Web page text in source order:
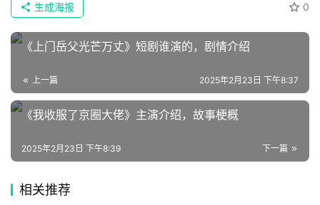
🌱
博
星
选
🎬
短
0
生成海报
《上门岳父光芒万丈》短剧谁演的，剧情介绍
上一篇 2025年2月23日 下午8:37
《我收服了京圈大佬》主演介绍，故事梗概
下一篇
2025年2月23日 下午8:39
相关推荐